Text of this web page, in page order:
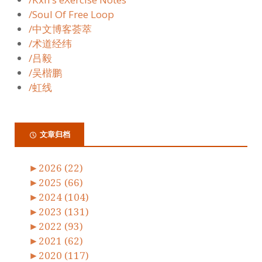
/Soul Of Free Loop
/中文博客荟萃
/术道经纬
/吕毅
/吴楷鹏
/虹线
文章归档
► 2026 (22)
► 2025 (66)
► 2024 (104)
► 2023 (131)
► 2022 (93)
► 2021 (62)
► 2020 (117)